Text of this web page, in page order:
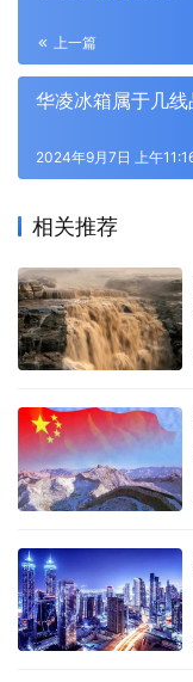
上一篇
华凌冰箱属于几
2024年9月7日 上午
相关推荐